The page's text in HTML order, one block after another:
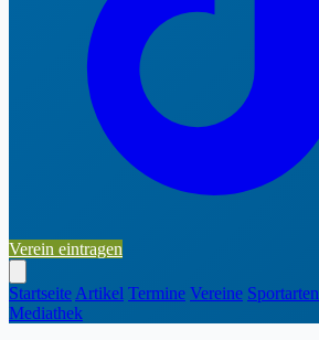
Verein eintragen
Startseite Artikel Termine Vereine Sportarten
Mediathek